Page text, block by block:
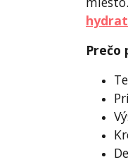
Prečo